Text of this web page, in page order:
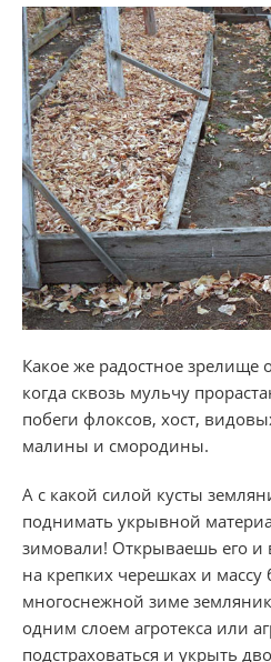
Какое же радостное зрелище
когда сквозь мульчу
побеги флоксов, хост,
малины и смородины.
А с какой силой кусты
поднимать укрывной
зимовали! Открываешь его и
на крепких черешках и
многоснежной зиме
одним слоем агротекса или
подстраховаться и укрыть